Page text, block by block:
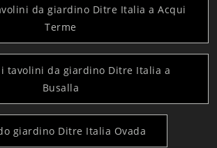
da giardino Ditre Italia a Acqui
Terme
tavolini da giardino Ditre Italia a
Busalla
giardino Ditre Italia Ovada